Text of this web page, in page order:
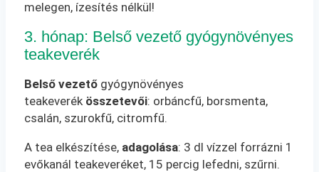
melegen, ízesítés nélkül!
3. hónap: Belső vezető gyógynövényes
teakeverék
Belső vezetőgyógynövényes
teakeverék összetevői: orbáncfű, borsmenta,
csalán, szurokfű, citromfű.
A tea elkészítése, adagolása: 3 dl vízzel forrázni 1
evőkanál teakeveréket, 15 percig lefedni, szűrni.